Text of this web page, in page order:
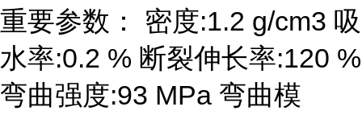
重要参数： 密度:1.2 g/cm3 吸
水率:0.2 % 断裂伸长率:120 %
弯曲强度:93 MPa 弯曲模